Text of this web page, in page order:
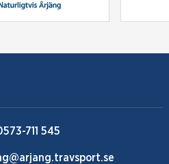
711 545